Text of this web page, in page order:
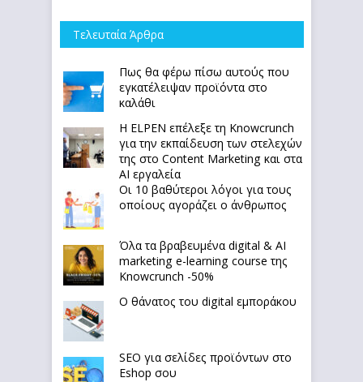
Τελευταία Άρθρα
Πως θα φέρω πίσω αυτούς που
εγκατέλειψαν προϊόντα στο
καλάθι
Η ELPEN επέλεξε τη Knowcrunch
για την εκπαίδευση των στελεχών
της στο Content Marketing και στα
AI εργαλεία
Οι 10 βαθύτεροι λόγοι για τους
οποίους αγοράζει ο άνθρωπος
Όλα τα βραβευμένα digital & AI
marketing e-learning course της
Knowcrunch -50%
Ο θάνατος του digital εμποράκου
SEO για σελίδες προϊόντων στο
Eshop σου